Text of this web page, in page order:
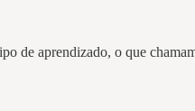
de aprendizado, o que